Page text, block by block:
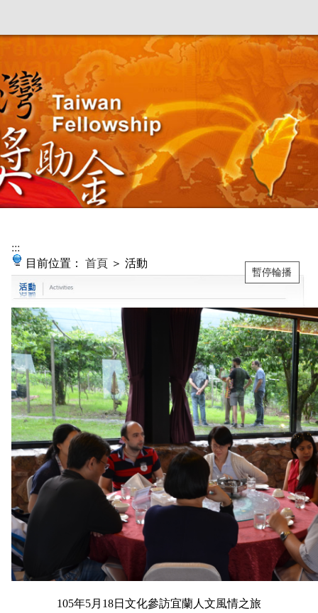
:::
目前位置： 首頁 ＞ 活動
105年5月18日文化參訪宜蘭人文風情之旅
暫停輪播